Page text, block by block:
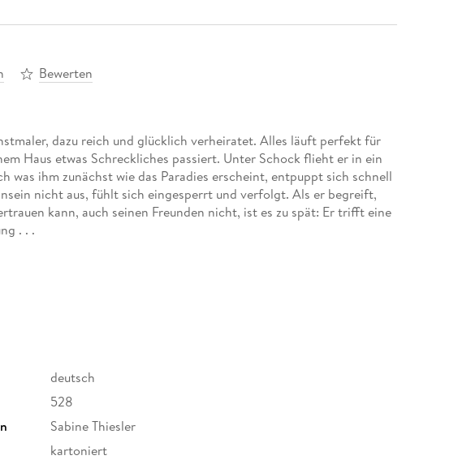
Bewerten
dazu reich und glücklich verheiratet. Alles läuft perfekt für
Haus etwas Schreckliches passiert. Unter Schock flieht er in ein
was ihm zunächst wie das Paradies erscheint, entpuppt sich schnell
nicht aus, fühlt sich eingesperrt und verfolgt. Als er begreift,
kann, auch seinen Freunden nicht, ist es zu spät: Er trifft eine
. . .
deutsch
528
Sabine Thiesler
kartoniert